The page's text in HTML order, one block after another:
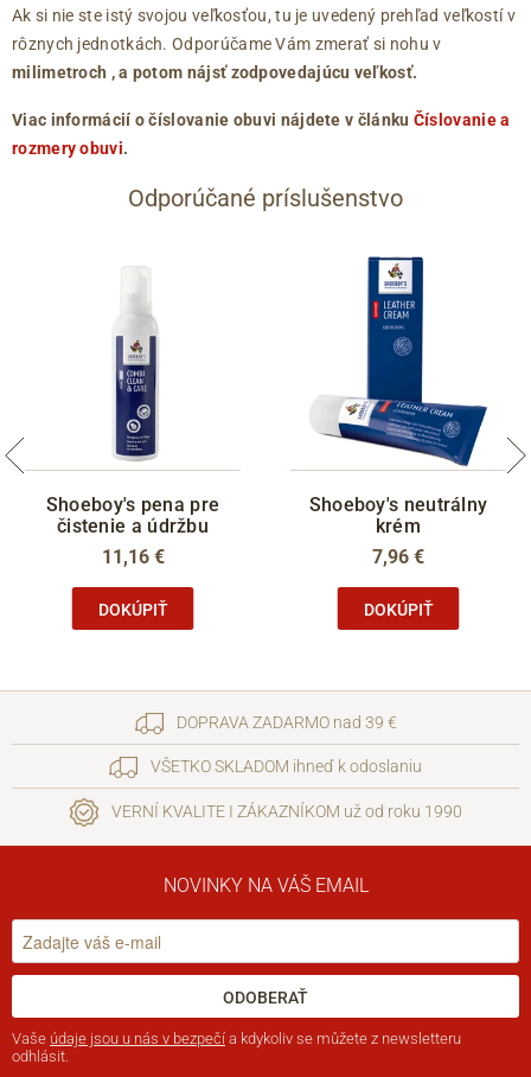
Ak si nie ste istý svojou veľkosťou, tu je uvedený prehľad veľkostí v
rôznych jednotkách. Odporúčame Vám zmerať si nohu v
milimetroch , a potom nájsť zodpovedajúcu veľkosť.
Viac informácií o číslovanie obuvi nájdete v článku Číslovanie a
rozmery obuvi.
Odporúčané príslušenstvo
Shoeboy's pena pre
čistenie a údržbu
11,16 €
DOKÚPIŤ
Shoeboy's neutrálny
krém
7,96 €
DOKÚPIŤ
DOPRAVA ZADARMO nad 39 €
VŠETKO SKLADOM ihneď k odoslaniu
VERNÍ KVALITE I ZÁKAZNÍKOM už od roku 1990
NOVINKY NA VÁŠ EMAIL
ODOBERAŤ
Vaše údaje jsou u nás v bezpečí a kdykoliv se můžete z newsletteru
odhlásit.